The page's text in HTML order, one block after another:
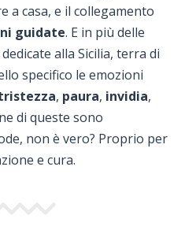
a casa, e il collegamento
guidate. E in più delle
alla Sicilia, terra di
specifico le emozioni
, paura, invidia,
di queste sono
non è vero? Proprio per
e cura.